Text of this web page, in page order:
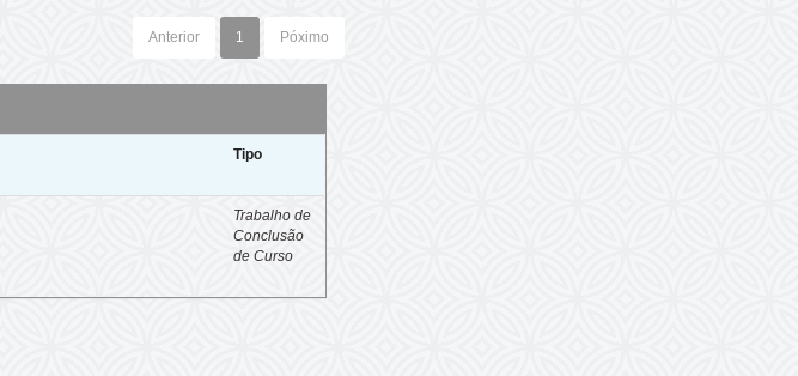
Anterior 1 Póximo
Tipo
Trabalho de
Conclusão
de Curso